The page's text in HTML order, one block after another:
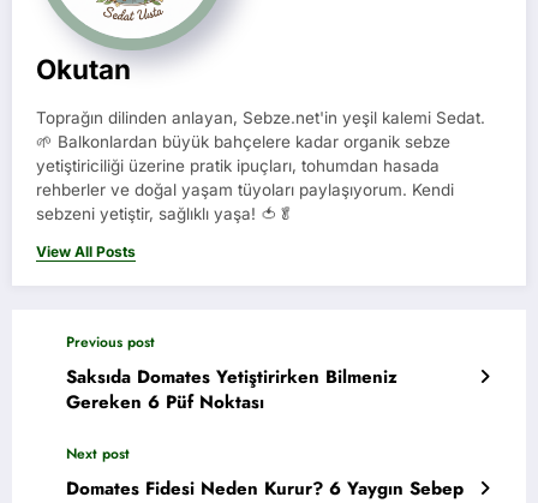
Okutan
Toprağın dilinden anlayan, Sebze.net'in yeşil kalemi Sedat.
🌱 Balkonlardan büyük bahçelere kadar organik sebze
yetiştiriciliği üzerine pratik ipuçları, tohumdan hasada
rehberler ve doğal yaşam tüyoları paylaşıyorum. Kendi
sebzeni yetiştir, sağlıklı yaşa! 🍅🥬
View All Posts
Previous post
Saksıda Domates Yetiştirirken Bilmeniz
Gereken 6 Püf Noktası
Next post
Domates Fidesi Neden Kurur? 6 Yaygın Sebep